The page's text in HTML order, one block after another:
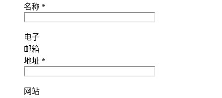
名称 *
电子
邮箱
地址 *
网站